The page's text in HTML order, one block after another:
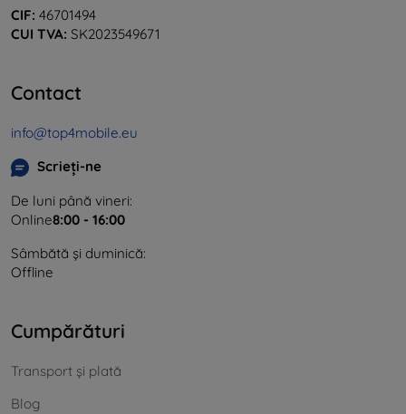
CIF: 46701494
CUI TVA: SK2023549671
Contact
info@top4mobile.eu
Scrieți-ne
De luni până vineri:
Online8:00 - 16:00
Sâmbătă și duminică:
Offline
Cumpărături
Transport și plată
Blog